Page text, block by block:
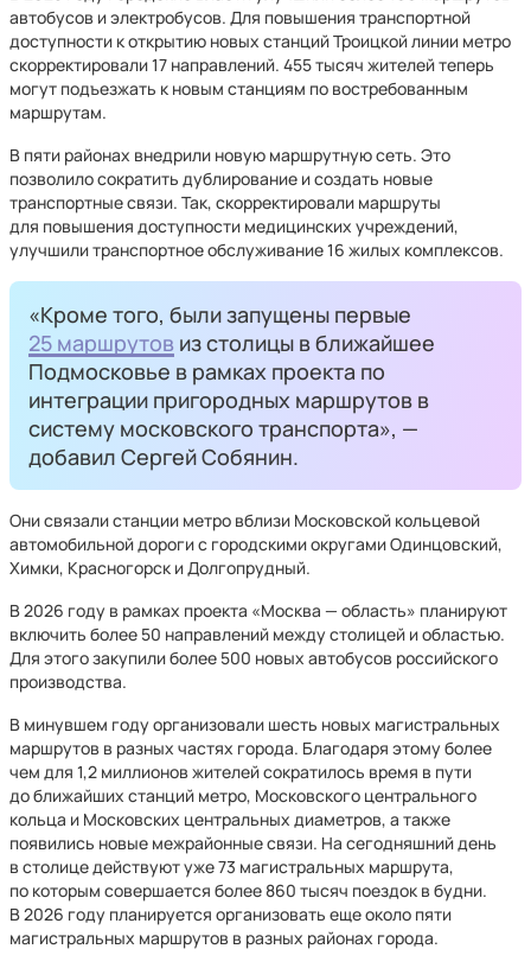
автобусов и электробусов. Для повышения транспортной
доступности к открытию новых станций Троицкой линии метро
скорректировали 17 направлений. 455 тысяч жителей теперь
могут подъезжать к новым станциям по востребованным
маршрутам.
В пяти районах внедрили новую маршрутную сеть. Это
позволило сократить дублирование и создать новые
транспортные связи. Так, скорректировали маршруты
для повышения доступности медицинских учреждений,
улучшили транспортное обслуживание 16 жилых комплексов.
«Кроме того, были запущены первые
25 маршрутов из столицы в ближайшее
Подмосковье в рамках проекта по
интеграции пригородных маршрутов в
систему московского транспорта», —
добавил Сергей Собянин.
Они связали станции метро вблизи Московской кольцевой
автомобильной дороги с городскими округами Одинцовский,
Химки, Красногорск и Долгопрудный.
В 2026 году в рамках проекта «Москва — область» планируют
включить более 50 направлений между столицей и областью.
Для этого закупили более 500 новых автобусов российского
производства.
В минувшем году организовали шесть новых магистральных
маршрутов в разных частях города. Благодаря этому более
чем для 1,2 миллионов жителей сократилось время в пути
до ближайших станций метро, Московского центрального
кольца и Московских центральных диаметров, а также
появились новые межрайонные связи. На сегодняшний день
в столице действуют уже 73 магистральных маршрута,
по которым совершается более 860 тысяч поездок в будни.
В 2026 году планируется организовать еще около пяти
магистральных маршрутов в разных районах города.